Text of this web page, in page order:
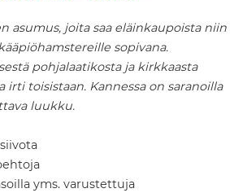
asumus, joita saa eläinkaupoista niin
sopivana.
pohjalaatikosta ja kirkkaasta
irti toisistaan. Kannessa on saranoilla
luukku.
yms. varustettuja